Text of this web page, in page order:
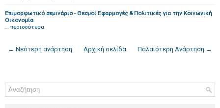
Επιμορφωτικό σεμινάριο - Θεσμοί Εφαρμογές & Πολιτικές για την Κοινωνική
Οικονομία
… περισσότερα
← Νεότερη ανάρτηση Παλαιότερη Ανάρτηση →
Αρχική σελίδα